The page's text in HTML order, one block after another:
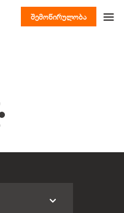
შემოწირულობა